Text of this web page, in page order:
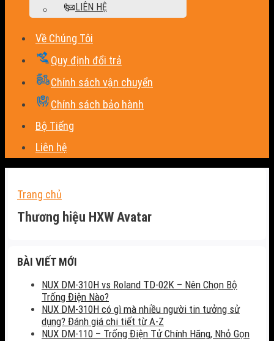
LIÊN HỆ
Về Chúng Tôi
Quy định đổi trả
Chính sách vận chuyển
Chính sách bảo hành
Bộ Tiếng
Liên hệ
Trang chủ
Thương hiệu HXW Avatar
BÀI VIẾT MỚI
NUX DM-310H vs Roland TD-02K – Nên Chọn Bộ
Trống Điện Nào?
NUX DM-310H có gì mà nhiều người tin tưởng sử
dụng? Đánh giá chi tiết từ A-Z
NUX DM-110 – Trống Điện Tử Chính Hãng, Nhỏ Gọn